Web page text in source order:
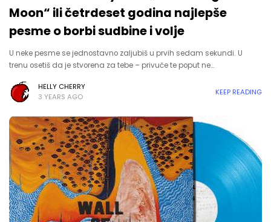
Moon“ ili četrdeset godina najlepše
pesme o borbi sudbine i volje
U neke pesme se jednostavno zaljubiš u prvih sedam sekundi. U
trenu osetiš da je stvorena za tebe – privuče te poput ne…
HELLY CHERRY
3 YEARS AGO
KEEP READING